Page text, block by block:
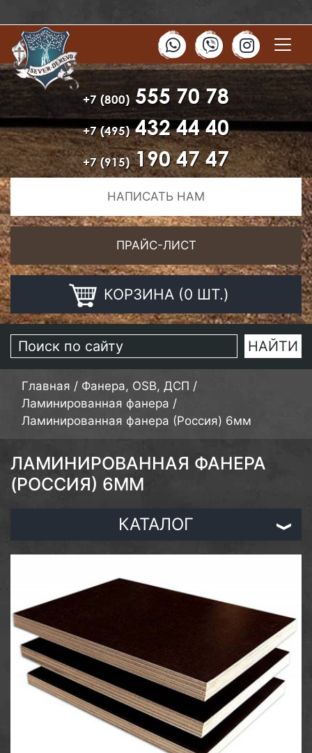
+7 (800) 555 70 78
+7 (495)432 44 40
+7 (915)190 47 47
НАПИСАТЬ НАМ
ПРАЙС-ЛИСТ
КОРЗИНА (0 ШТ.)
Главная / Фанера, OSB, ДСП /
Ламинированная фанера /
Ламинированная фанера (Россия) 6мм
ЛАМИНИРОВАННАЯ ФАНЕРА
(РОССИЯ) 6ММ
КАТАЛОГ